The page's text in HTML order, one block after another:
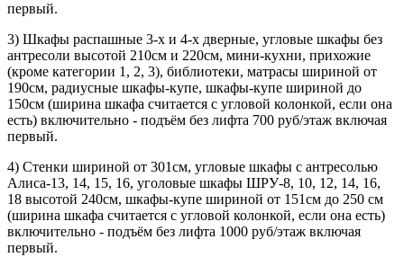
первый.
3) Шкафы распашные 3-х и 4-х дверные, угловые шкафы без
антресоли высотой 210см и 220см, мини-кухни, прихожие
(кроме категории 1, 2, 3), библиотеки, матрасы шириной от
190см, радиусные шкафы-купе, шкафы-купе шириной до
150см (ширина шкафа считается с угловой колонкой, если она
есть) включительно - подъём без лифта 700 руб/этаж включая
первый.
4) Стенки шириной от 301см, угловые шкафы с антресолью
Алиса-13, 14, 15, 16, уголовые шкафы ШРУ-8, 10, 12, 14, 16,
18 высотой 240см, шкафы-купе шириной от 151см до 250 см
(ширина шкафа считается с угловой колонкой, если она есть)
включительно - подъём без лифта 1000 руб/этаж включая
первый.